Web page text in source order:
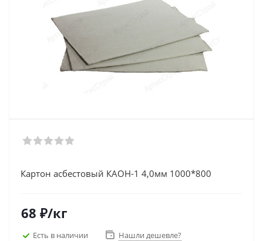
Картон асбестовый КАОН-1 4,0мм 1000*800
68 ₽/кг
Есть в наличии Нашли дешевле?